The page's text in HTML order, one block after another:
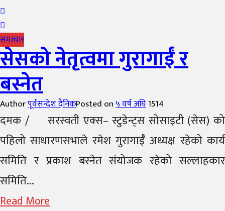
समाचार
सेसको नेतृत्वमा गुरागाईं र
बस्नेत
Authorपूर्वसन्देश दैनिकPosted on५ वर्ष अघि1514
दमक / सरस्वती एक्स– स्टुडेन्ट्स सोसाइटी (सेस) को
पहिलो साधारणसभाले रमेश गुरागाईँ अध्यक्ष रहेको कार्य
समिति र प्रकाश बस्नेत संयोजक रहेको सल्लाहकार
समिति...
Read More